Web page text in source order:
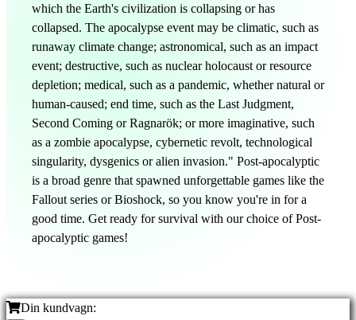
which the Earth's civilization is collapsing or has
collapsed. The apocalypse event may be climatic, such as
runaway climate change; astronomical, such as an impact
event; destructive, such as nuclear holocaust or resource
depletion; medical, such as a pandemic, whether natural or
human-caused; end time, such as the Last Judgment,
Second Coming or Ragnarök; or more imaginative, such
as a zombie apocalypse, cybernetic revolt, technological
singularity, dysgenics or alien invasion." Post-apocalyptic
is a broad genre that spawned unforgettable games like the
Fallout series or Bioshock, so you know you're in for a
good time. Get ready for survival with our choice of Post-
apocalyptic games!
Din kundvagn: